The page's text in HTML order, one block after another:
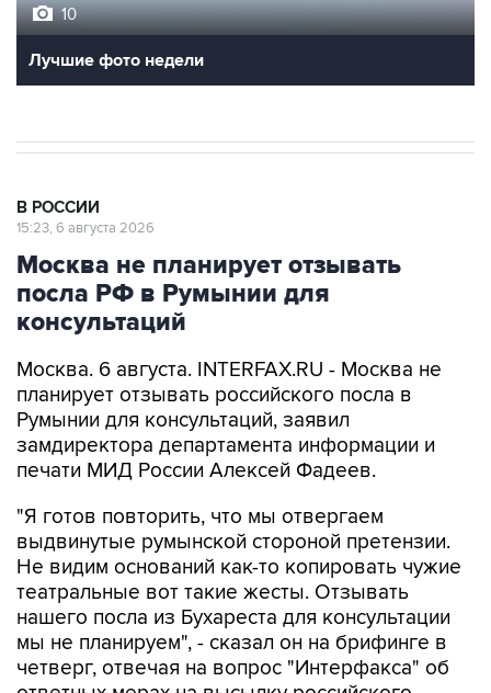
10
Лучшие фото недели
В РОССИИ
15:23, 6 августа 2026
Москва не планирует отзывать
посла РФ в Румынии для
консультаций
Москва. 6 августа. INTERFAX.RU - Москва не
планирует отзывать российского посла в
Румынии для консультаций, заявил
замдиректора департамента информации и
печати МИД России Алексей Фадеев.
"Я готов повторить, что мы отвергаем
выдвинутые румынской стороной претензии.
Не видим оснований как-то копировать чужие
театральные вот такие жесты. Отзывать
нашего посла из Бухареста для консультации
мы не планируем", - сказал он на брифинге в
четверг, отвечая на вопрос "Интерфакса" об